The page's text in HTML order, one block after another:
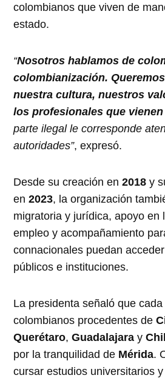
colombianos que viven de
estado.
“Nosotros hablamos de
colombianización.
nuestra cultura, nuestros
los profesionales que
parte ilegal le corresponde
autoridades”, expresó.
Desde su creación en2018 y
en2023, la organización
migratoria y jurídica, apoyo en
empleo y acompañamiento
connacionales puedan
públicos e instituciones.
La presidenta señaló que
colombianos procedentes de
Querétaro,Guadalajara y
por la tranquilidad de Mérida.
cursar estudios universitarios